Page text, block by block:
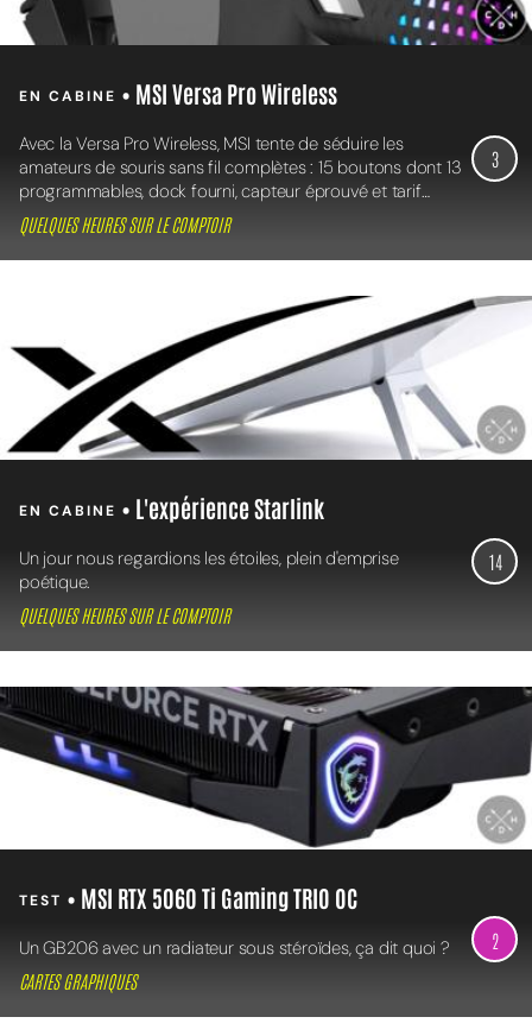
EN CABINE • MSI Versa Pro Wireless
3
Avec la Versa Pro Wireless, MSI tente de séduire les
amateurs de souris sans fil complètes : 15 boutons dont 13
programmables, dock fourni, capteur éprouvé et tarif
raisonnable.
QUELQUES HEURES SUR LE COMPTOIR
EN CABINE • L'expérience Starlink
14
Un jour nous regardions les étoiles, plein d'emprise
poétique.
QUELQUES HEURES SUR LE COMPTOIR
TEST • MSI RTX 5060 Ti Gaming TRIO OC
2
Un GB206 avec un radiateur sous stéroïdes, ça dit quoi ?
CARTES GRAPHIQUES